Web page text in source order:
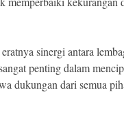
sinergi antara
penting dalam
dukungan dari semua